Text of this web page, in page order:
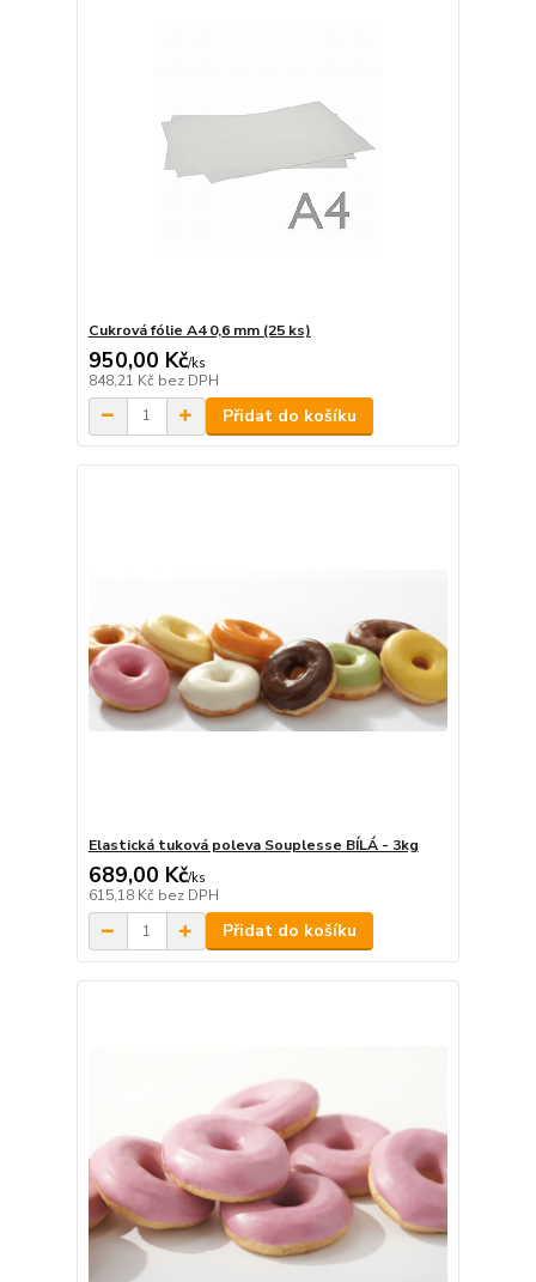
Cukrová fólie A4 0,6 mm (25 ks)
950,00 Kč/ks
848,21 Kč bez DPH
Přidat do košíku
Elastická tuková poleva Souplesse BÍLÁ - 3kg
689,00 Kč/ks
615,18 Kč bez DPH
Přidat do košíku